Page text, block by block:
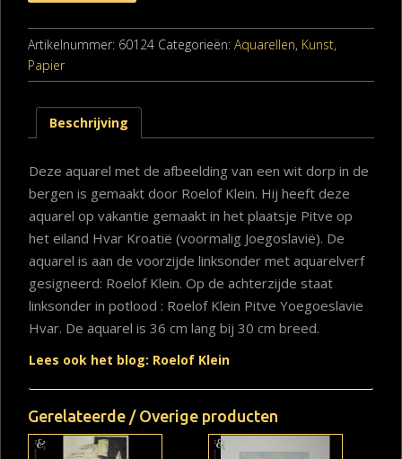
Artikelnummer: 60124 Categorieën: Aquarellen, Kunst,
Papier
Beschrijving
Deze aquarel met de afbeelding van een wit dorp in de
bergen is gemaakt door Roelof Klein. Hij heeft deze
aquarel op vakantie gemaakt in het plaatsje Pitve op
het eiland Hvar Kroatië (voormalig Joegoslavië). De
aquarel is aan de voorzijde linksonder met aquarelverf
gesigneerd: Roelof Klein. Op de achterzijde staat
linksonder in potlood : Roelof Klein Pitve Yoegoeslavie
Hvar. De aquarel is 36 cm lang bij 30 cm breed.
Lees ook het blog: Roelof Klein
Gerelateerde / Overige producten